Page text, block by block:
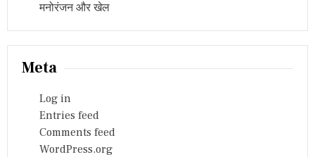
मनोरंजन और खेल
Meta
Log in
Entries feed
Comments feed
WordPress.org